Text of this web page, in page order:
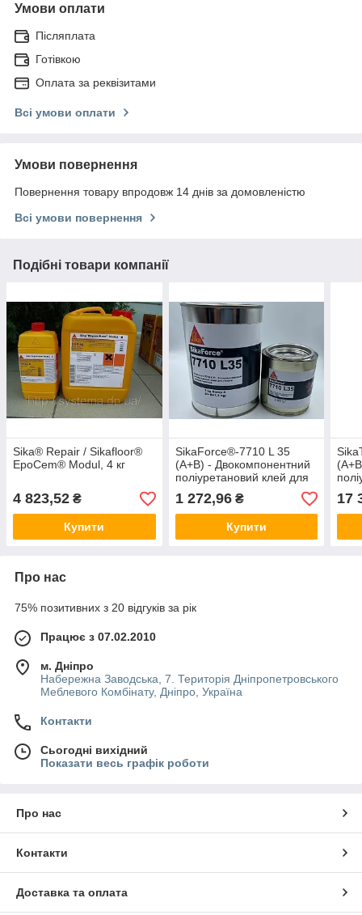
Умови оплати
Післяплата
Готівкою
Оплата за реквізитами
Всі умови оплати
Умови повернення
Повернення товару впродовж 14 днів за домовленістю
Всі умови повернення
Подібні товари компанії
Sika® Repair / Sikafloor®
EpoCem® Modul, 4 кг
4 823,52 ₴
Купити
SikaForce®-7710 L 35
(A+B) - Двокомпонентний
поліуретановий клей для
складання сендвіч-
панелей, 1,2 кг
1 272,96₴
Купити
для
17
Про нас
75% позитивних з 20 відгуків за рік
Працює з 07.02.2010
м. Дніпро
Набережна Заводська, 7. Територія Дніпропетровського
Меблевого Комбінату, Дніпро, Україна
Контакти
Сьогодні вихідний
Показати весь графік роботи
Про нас
Контакти
Доставка та оплата